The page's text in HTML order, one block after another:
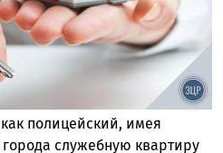
полицейский, имея
служебную квартиру